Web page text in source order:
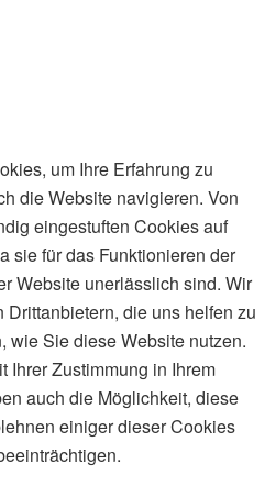
um Ihre Erfahrung zu
die Website navigieren. Von
eingestuften Cookies auf
sie für das Funktionieren der
Website unerlässlich sind. Wir
die uns helfen zu
wie Sie diese Website nutzen.
Ihrer Zustimmung in Ihrem
auch die Möglichkeit, diese
einiger dieser Cookies